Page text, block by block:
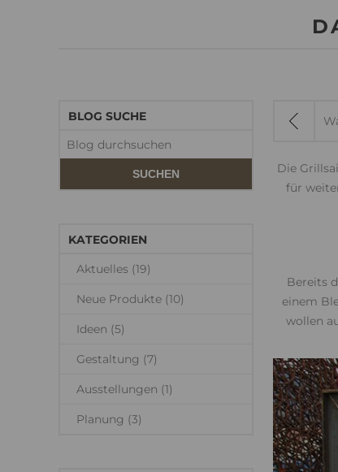
Die
für
Bereits
einem
wollen
BLOG SUCHE
SUCHEN
KATEGORIEN
Aktuelles (19)
Neue Produkte (10)
Ideen (5)
Gestaltung (7)
Ausstellungen (1)
Planung (3)